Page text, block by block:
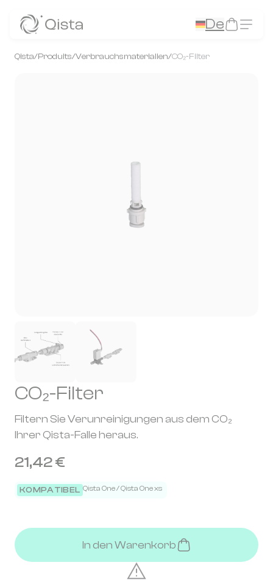
De
Qista/Produits/Verbrauchsmaterialien/CO₂-Filter
CO₂-Filter
Filtern Sie Verunreinigungen aus dem CO₂
Ihrer Qista-Falle heraus.
21,42 €
KOMPATIBEL Qista One / Qista One xs
In den Warenkorb